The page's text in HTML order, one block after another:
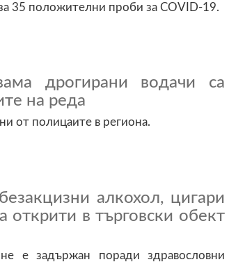
35 положителни проби за COVID-19.
дрогирани водачи са
на реда
от полицаите в региона.
алкохол, цигари
открити в търговски обект
е задържан поради здравословни